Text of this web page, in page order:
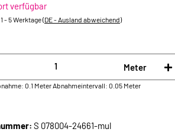
verfügbar
1 - 5 Werktage(DE - Ausland abweichend)
Meter
0.1 MeterAbnahmeintervall: 0.05 Meter
S 078004-24661-mul